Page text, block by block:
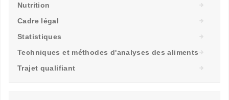
Nutrition
Cadre légal
Statistiques
Techniques et méthodes d'analyses des aliments
Trajet qualifiant